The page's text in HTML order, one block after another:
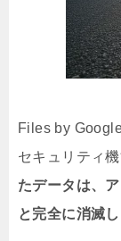
Files by
セキュリティ
たデータは、
と完全に消滅し